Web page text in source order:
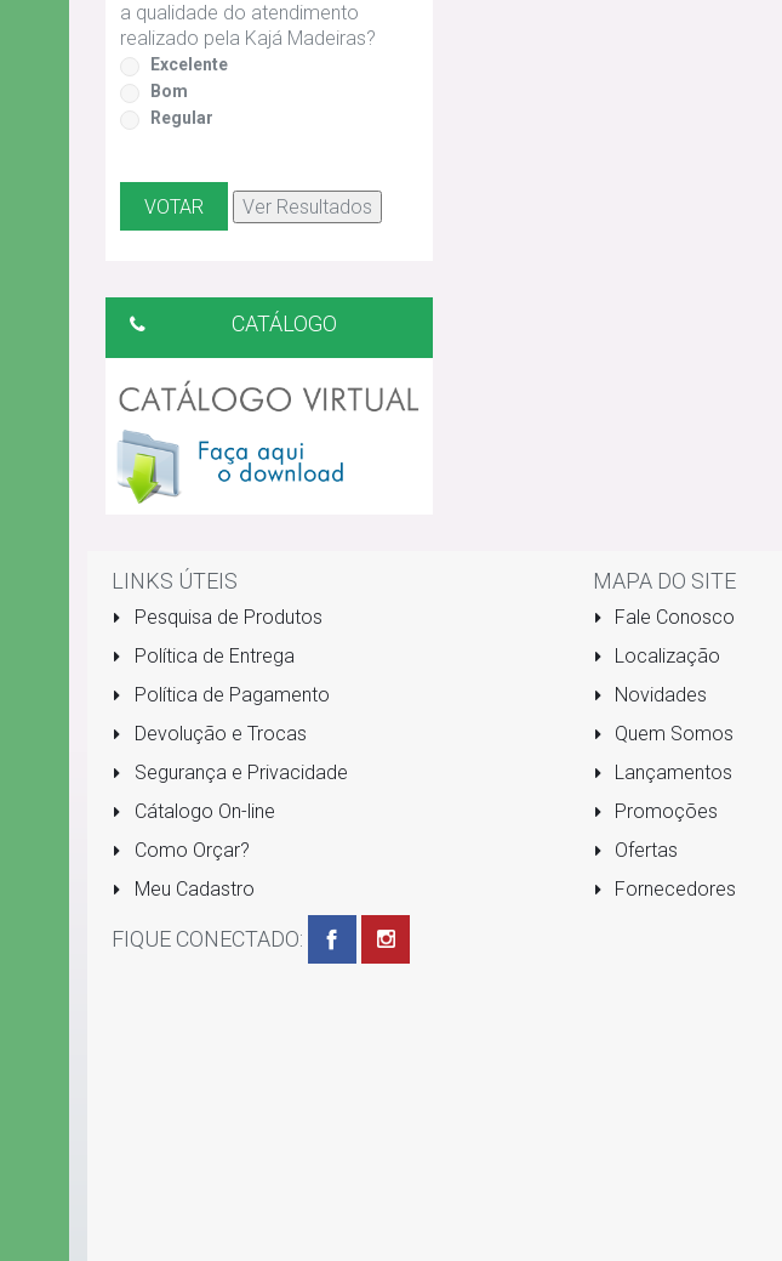
a qualidade do atendimento
realizado pela Kajá Madeiras?
Excelente
Bom
Regular
CATÁLOGO
LINKS ÚTEIS
Pesquisa de Produtos
Política de Entrega
Política de Pagamento
Devolução e Trocas
Segurança e Privacidade
Cátalogo On-line
Como Orçar?
Meu Cadastro
FIQUE CONECTADO:
MAPA DO SITE
Fale Conosco
Localização
Novidades
Quem Somos
Lançamentos
Promoções
Ofertas
Fornecedores